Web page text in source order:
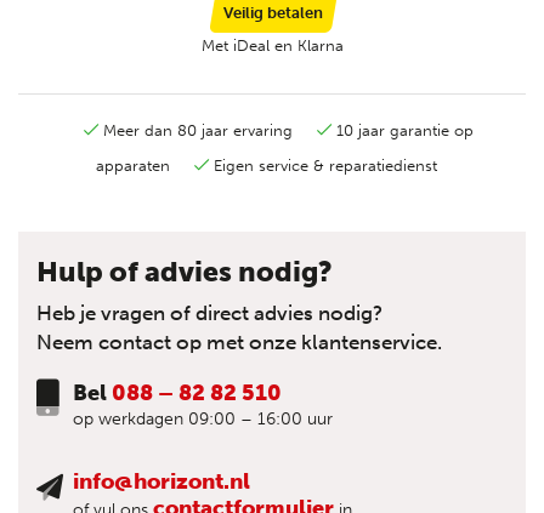
Veilig betalen
Met iDeal en Klarna
Meer dan 80 jaar ervaring
10 jaar garantie op
apparaten
Eigen service & reparatiedienst
Hulp of advies nodig?
Heb je vragen of direct advies nodig?
Neem contact op met onze klantenservice.
Bel 088 – 82 82 510
op werkdagen 09:00 – 16:00 uur
info@horizont.nl